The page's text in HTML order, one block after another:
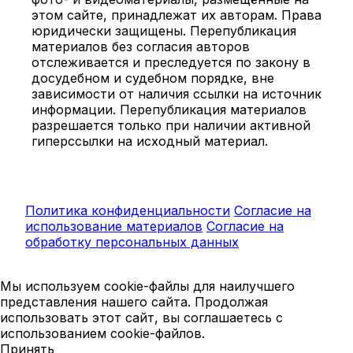
этом сайте, принадлежат их авторам. Права
юридически защищены. Перепубликация
материалов без согласия авторов
отслеживается и преследуется по закону в
досудебном и судебном порядке, вне
зависимости от наличия ссылки на источник
информации. Перепубликация материалов
разрешается только при наличии активной
гиперссылки на исходный материал.
Политика конфиденциальности Согласие на
использование материалов Согласие на
обработку персональных данных
Мы используем cookie-файлы для наилучшего
представления нашего сайта. Продолжая
использовать этот сайт, вы соглашаетесь с
использованием cookie-файлов.
Принять